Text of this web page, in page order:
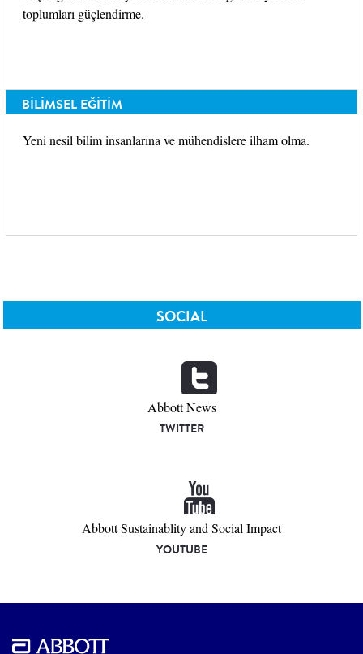
toplumları güçlendirme.
BİLİMSEL EĞİTİM
Yeni nesil bilim insanlarına ve mühendislere ilham olma.
SOCIAL
Abbott News
TWITTER
Abbott Sustainablity and Social Impact
YOUTUBE